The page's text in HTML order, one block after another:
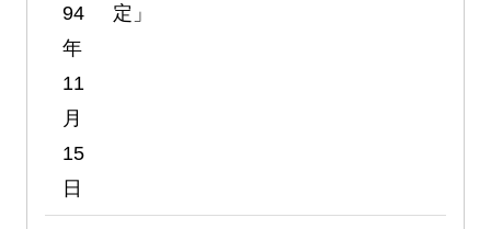
94
年
11
月
15
日
定」